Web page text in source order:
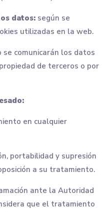
datos: según se
utilizadas en la web.
se comunicarán los datos
de terceros o por
en cualquier
portabilidad y supresión
a su tratamiento.
ante la Autoridad
que el tratamiento